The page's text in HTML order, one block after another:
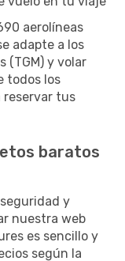
aerolíneas
adapte a los
(TGM) y volar
todos los
reservar tus
baratos
y
nuestra web
es sencillo y
según la